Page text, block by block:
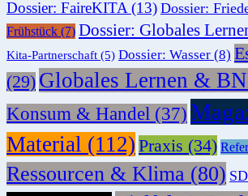
Dossier: FaireKITA (13) Dossier:
Frühstück (7) Dossier: Globales
Kita-Partnerschaft (5) Dossier: Wasser (8)
(29) Globales Lernen &
Konsum & Handel (37)
Material (112) Praxis (34)
Ressourcen & Klima (80)